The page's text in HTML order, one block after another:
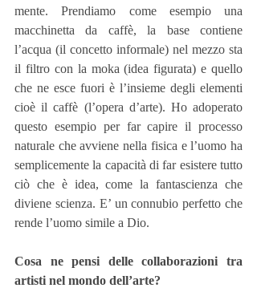
mente. Prendiamo come esempio una
macchinetta da caffè, la base contiene
l’acqua (il concetto informale) nel mezzo sta
il filtro con la moka (idea figurata) e quello
che ne esce fuori è l’insieme degli elementi
cioè il caffè (l’opera d’arte). Ho adoperato
questo esempio per far capire il processo
naturale che avviene nella fisica e l’uomo ha
semplicemente la capacità di far esistere tutto
ciò che è idea, come la fantascienza che
diviene scienza. E’ un connubio perfetto che
rende l’uomo simile a Dio.
Cosa ne pensi delle collaborazioni tra
artisti nel mondo dell’arte?